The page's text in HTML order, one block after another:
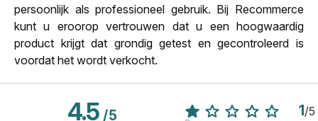
persoonlijk als professioneel gebruik. Bij Recommerce
kunt u eroorop vertrouwen dat u een hoogwaardig
product krijgt dat grondig getest en gecontroleerd is
voordat het wordt verkocht.
4.5/5 1/5